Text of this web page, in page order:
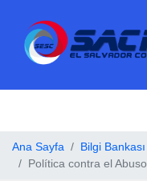
Ana Sayfa Bilgi Bankası
Política contra el Abuso